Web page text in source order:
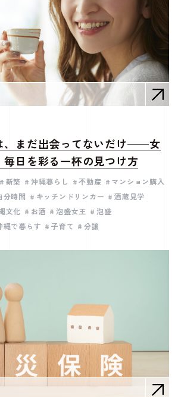
、まだ出会ってないだけ──女
毎日を彩る一杯の見つけ方
新築 沖縄暮らし 不動産
マンション購入
分時間 キッチンドリンカー
酒蔵見学
文化 お酒 泡盛女王
泡盛
縄で暮らす 子育て 分譲